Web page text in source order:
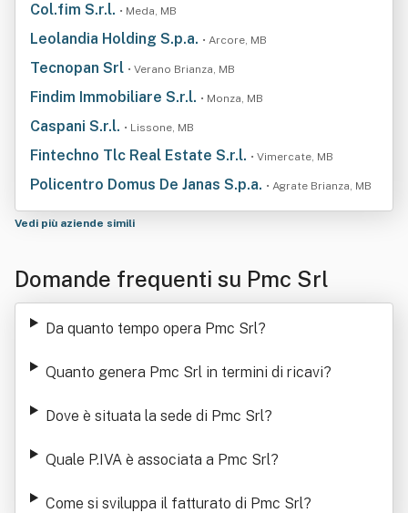
Col.fim S.r.l. • Meda, MB
Leolandia Holding S.p.a. • Arcore, MB
Tecnopan Srl • Verano Brianza, MB
Findim Immobiliare S.r.l. • Monza, MB
Caspani S.r.l. • Lissone, MB
Fintechno Tlc Real Estate S.r.l. • Vimercate, MB
Policentro Domus De Janas S.p.a. • Agrate Brianza, MB
Vedi più aziende simili
Domande frequenti su Pmc Srl
Da quanto tempo opera Pmc Srl?
Quanto genera Pmc Srl in termini di ricavi?
Dove è situata la sede di Pmc Srl?
Quale P.IVA è associata a Pmc Srl?
Come si sviluppa il fatturato di Pmc Srl?